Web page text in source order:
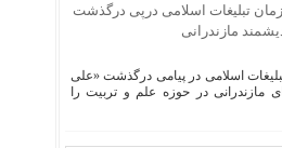
تبلیغات اسلامی درپی درگذشت
مازندرانی
اسلامی در پیامی درگذشت «علی
مازندرانی در حوزه علم و تربیت را